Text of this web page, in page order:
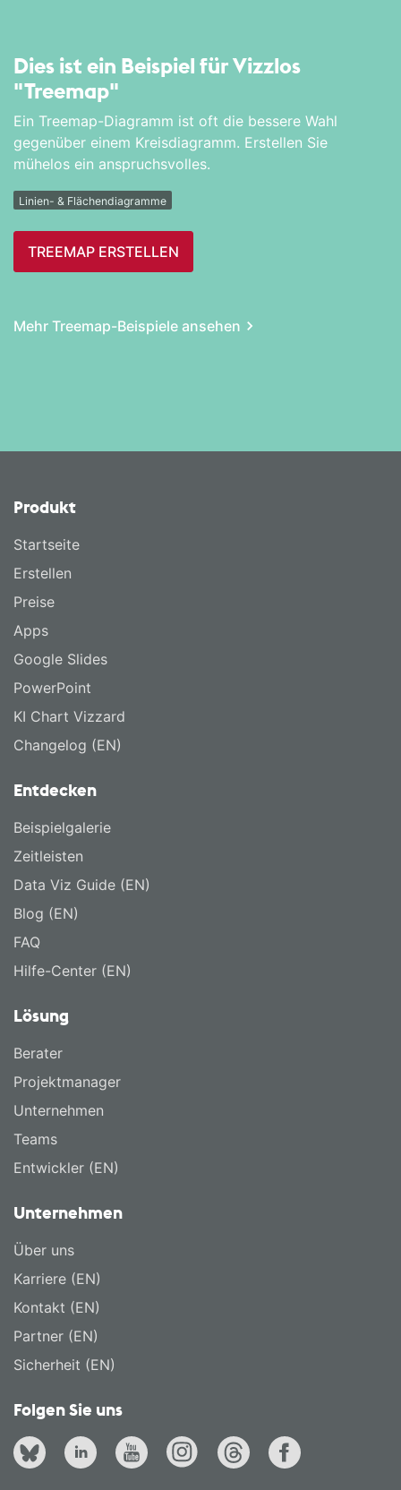
Dies ist ein Beispiel für Vizzlos
"Treemap"
Ein Treemap-Diagramm ist oft die bessere Wahl
gegenüber einem Kreisdiagramm. Erstellen Sie
mühelos ein anspruchsvolles.
Linien- & Flächendiagramme
TREEMAP ERSTELLEN
Mehr Treemap-Beispiele ansehen
Produkt
Startseite
Erstellen
Preise
Apps
Google Slides
PowerPoint
KI Chart Vizzard
Changelog (EN)
Entdecken
Beispielgalerie
Zeitleisten
Data Viz Guide (EN)
Blog (EN)
FAQ
Hilfe-Center (EN)
Lösung
Berater
Projektmanager
Unternehmen
Teams
Entwickler (EN)
Unternehmen
Über uns
Karriere (EN)
Kontakt (EN)
Partner (EN)
Sicherheit (EN)
Folgen Sie uns